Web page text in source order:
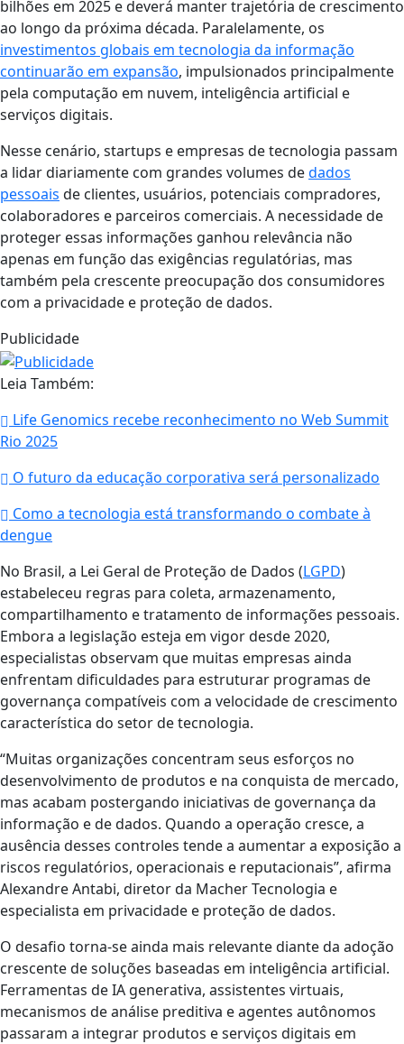
bilhões em 2025 e deverá manter trajetória de crescimento
ao longo da próxima década. Paralelamente, os
investimentos globais em tecnologia da informação
continuarão em expansão, impulsionados principalmente
pela computação em nuvem, inteligência artificial e
serviços digitais.
Nesse cenário, startups e empresas de tecnologia passam
a lidar diariamente com grandes volumes dedados
pessoais de clientes, usuários, potenciais compradores,
colaboradores e parceiros comerciais. A necessidade de
proteger essas informações ganhou relevância não
apenas em função das exigências regulatórias, mas
também pela crescente preocupação dos consumidores
com a privacidade e proteção de dados.
Publicidade
Leia Também:
Life Genomics recebe reconhecimento no Web Summit
Rio 2025
O futuro da educação corporativa será personalizado
Como a tecnologia está transformando o combate à
dengue
No Brasil, a Lei Geral de Proteção de Dados (LGPD)
estabeleceu regras para coleta, armazenamento,
compartilhamento e tratamento de informações pessoais.
Embora a legislação esteja em vigor desde 2020,
especialistas observam que muitas empresas ainda
enfrentam dificuldades para estruturar programas de
governança compatíveis com a velocidade de crescimento
característica do setor de tecnologia.
“Muitas organizações concentram seus esforços no
desenvolvimento de produtos e na conquista de mercado,
mas acabam postergando iniciativas de governança da
informação e de dados. Quando a operação cresce, a
ausência desses controles tende a aumentar a exposição a
riscos regulatórios, operacionais e reputacionais”, afirma
Alexandre Antabi, diretor da Macher Tecnologia e
especialista em privacidade e proteção de dados.
O desafio torna-se ainda mais relevante diante da adoção
crescente de soluções baseadas em inteligência artificial.
Ferramentas de IA generativa, assistentes virtuais,
mecanismos de análise preditiva e agentes autônomos
passaram a integrar produtos e serviços digitais em